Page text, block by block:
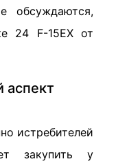
обсуждаются,
24 F-15EX от
аспект
истребителей
закупить у